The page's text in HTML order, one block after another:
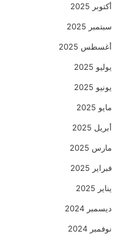
أكتوبر 2025
سبتمبر 2025
أغسطس 2025
يوليو 2025
يونيو 2025
مايو 2025
أبريل 2025
مارس 2025
فبراير 2025
يناير 2025
ديسمبر 2024
نوفمبر 2024